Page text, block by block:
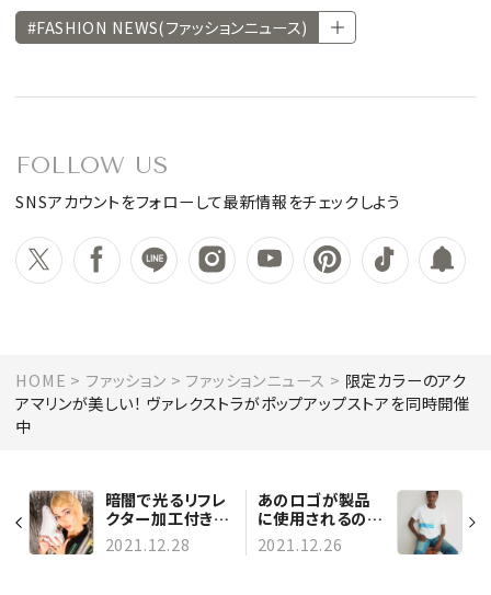
#FASHION NEWS(ファッションニュース)
FOLLOW US
SNSアカウントをフォローして最新情報をチェックしよう
HOME ファッション ファッションニュース
限定カラーのアク
アマリンが美しい！ ヴァレクストラがポップアップストアを同時開催
中
暗闇で光るリフレ
クター加工付き！
アトモス ピンク×
プーマの新作コラ
2021.12.28
あのロゴが製品
に使用されるのは
史上初！ ユニセフ
75周年を記念した
2021.12.26